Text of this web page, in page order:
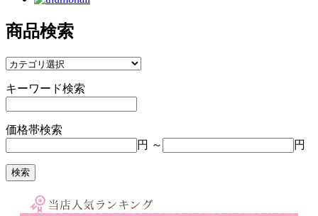
商品検索
キーワード検索
価格帯検索
円 ～
円